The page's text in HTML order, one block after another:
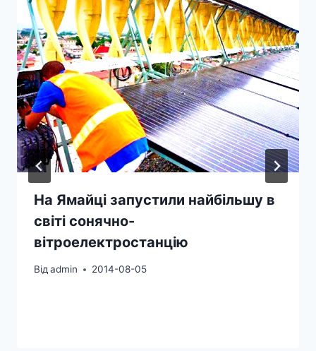
На Ямайці запустили найбільшу в
світі сонячно-
вітроелектростанцію
Відadmin 2014-08-05